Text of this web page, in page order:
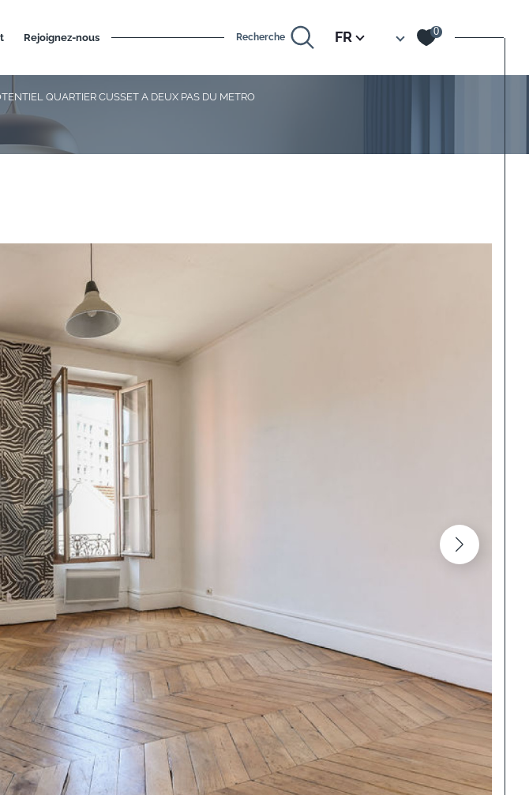
rejoignez-nous Recherche Langue
FR 0
QUARTIER CUSSET A DEUX PAS DU METRO